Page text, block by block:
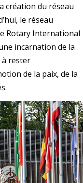
création du réseau
le réseau
Rotary International
incarnation de la
à rester
de la paix, de la